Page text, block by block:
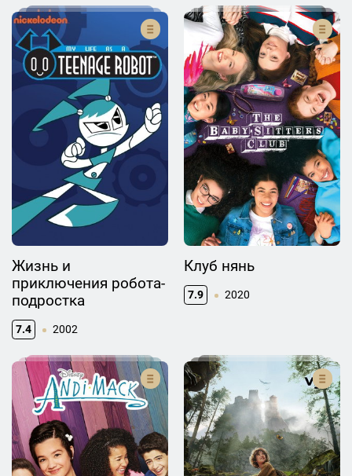
Жизнь и
приключения робота-
подростка
7.4 2002
Клуб нянь
7.9 2020